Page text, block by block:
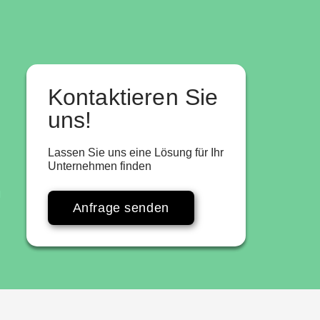
Kontaktieren Sie
uns!
Lassen Sie uns eine Lösung für Ihr
Unternehmen finden
Anfrage senden